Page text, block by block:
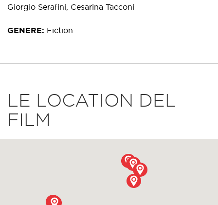
Giorgio Serafini, Cesarina Tacconi
GENERE Fiction
LE LOCATION DEL
FILM